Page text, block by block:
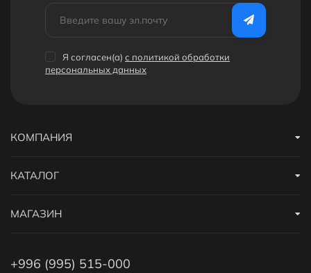
Я согласен(a) с политикой обработки
персональных данных
КОМПАНИЯ
КАТАЛОГ
МАГАЗИН
+996 (995) 515-000